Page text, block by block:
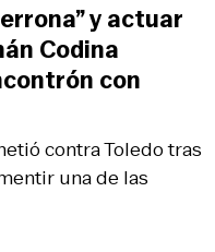
contra Toledo tras
una de las
y actuar
Codina
con